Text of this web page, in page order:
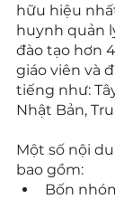
hữu hiệu
huynh quản
đào tạo hơn
giáo viên và
tiếng như:
Nhật Bản,
Một số nội
bao gồm:
Bốn